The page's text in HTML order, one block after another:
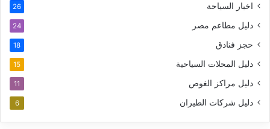
اخبار السياحة 26
دليل مطاعم مصر 24
حجز فنادق 18
دليل المحلات السياحية 15
دليل مراكز الغوص 11
دليل شركات الطيران 6